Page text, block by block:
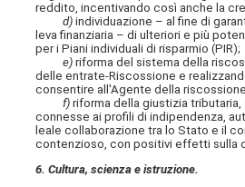
reddito, incentivando così anche la
d) individuazione – al fine di
leva finanziaria – di ulteriori e più
per i Piani individuali di risparmio (PIR);
e) riforma del sistema della
delle entrate-Riscossione e
consentire all'Agente della
f) riforma della giustizia
connesse ai profili di indipendenza,
leale collaborazione tra lo Stato e il
contenzioso, con positivi effetti sulla
6. Cultura, scienza e istruzione.